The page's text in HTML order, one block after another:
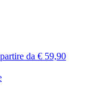
da € 59,90